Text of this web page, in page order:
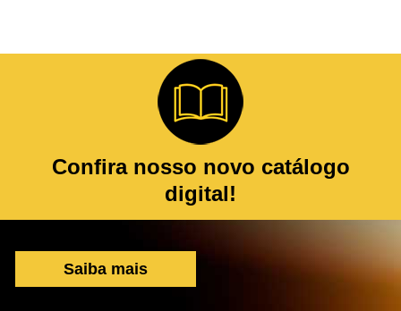
Confira nosso novo catálogo
digital!
Saiba mais